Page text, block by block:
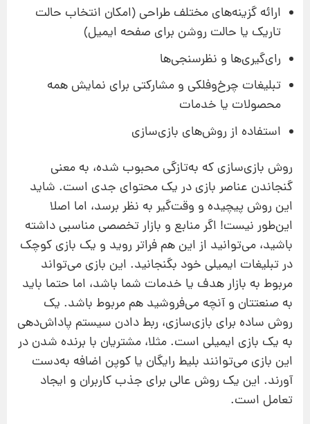
ارائه گزینه‌های مختلف طراحی (امکان انتخاب حالت
تاریک یا حالت روشن برای صفحه ایمیل)
رای‌گیری‌ها و نظرسنجی‌ها
تبلیغات چرخ‌وفلکی و مشارکتی برای نمایش همه
محصولات یا خدمات
استفاده از روش‌های بازی‌سازی
روش بازی‌سازی که به‌تازگی محبوب شده، به معنی
گنجاندن عناصر بازی‌ در یک محتوای جدی است. شاید
این روش پیچیده و وقت‌گیر به نظر برسد، اما اصلا
این‌طور نیست! اگر منابع و بازار تخصصی مناسبی داشته
باشید، می‌توانید از این هم فراتر روید و یک بازی کوچک
در تبلیغات ایمیلی خود بگنجانید. این بازی می‌تواند
مربوط به بازار هدف یا خدمات شما باشد، اما حتما باید
به صنعتتان و آنچه می‌فروشید هم مربوط باشد. یک
روش ساده برای بازی‌سازی، ربط دادن سیستم پاداش‌دهی
به یک بازی ایمیلی است. مثلا، مشتریان با برنده شدن در
این بازی می‌توانند بلیط رایگان یا کوپن اضافه به‌دست
آورند. این یک روش عالی برای جذب کاربران و ایجاد
تعامل است.